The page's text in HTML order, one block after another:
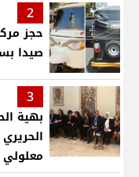
2
حجز
صيدا
3
بهية
معلولي